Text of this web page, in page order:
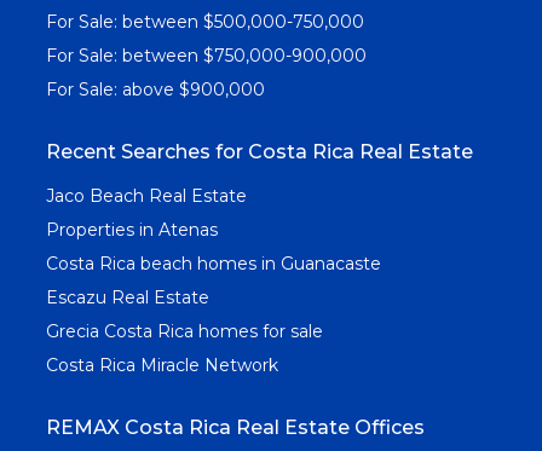
For Sale: between $500,000-750,000
For Sale: between $750,000-900,000
For Sale: above $900,000
Recent Searches for Costa Rica Real Estate
Jaco Beach Real Estate
Properties in Atenas
Costa Rica beach homes in Guanacaste
Escazu Real Estate
Grecia Costa Rica homes for sale
Costa Rica Miracle Network
REMAX Costa Rica Real Estate Offices